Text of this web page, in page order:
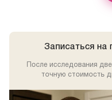
Записаться
После исследования
точную стоимость